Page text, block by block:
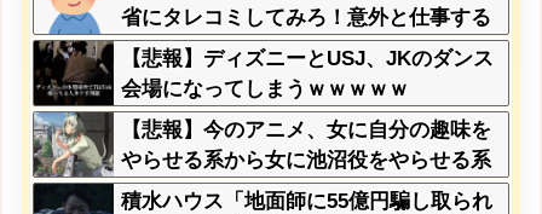
省にタレコミしてみろ！意外と仕事する
ぞ？
【悲報】ディズニーとUSJ、JKのダンス
会場になってしまうｗｗｗｗｗ
【悲報】今のアニメ、女に自分の趣味を
やらせる系から女に池沼役をやらせる系
へ変化
積水ハウス「地面師に55億円騙し取られ